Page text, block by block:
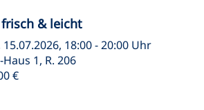
& leicht
15.07.2026, 18:00 - 20:00 Uhr
1, R. 206
€